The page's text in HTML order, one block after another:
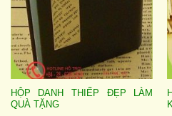
HỘP DANH THIẾP ĐẸP LÀM
QUÀ TẶNG